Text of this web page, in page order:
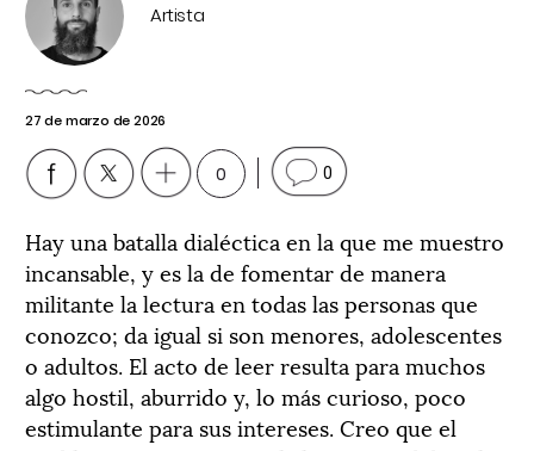
Artista
27 de marzo de 2026
0 0
Hay una batalla dialéctica en la que me muestro
incansable, y es la de fomentar de manera
militante la lectura en todas las personas que
conozco; da igual si son menores, adolescentes
o adultos. El acto de leer resulta para muchos
algo hostil, aburrido y, lo más curioso, poco
estimulante para sus intereses. Creo que el